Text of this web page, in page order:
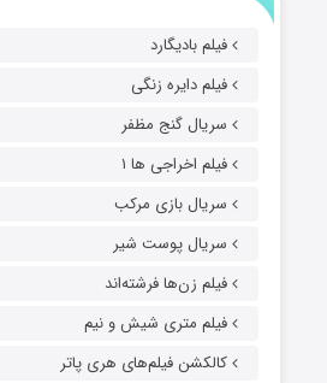
فیلم بادیگارد
فیلم دایره زنگی
سریال گنج مظفر
فیلم اخراجی ها ۱
سریال بازی مرکب
سریال پوست شیر
فیلم زن‌ها فرشته‌اند
فیلم متری شیش و نیم
کالکشن فیلم‌های هری پاتر